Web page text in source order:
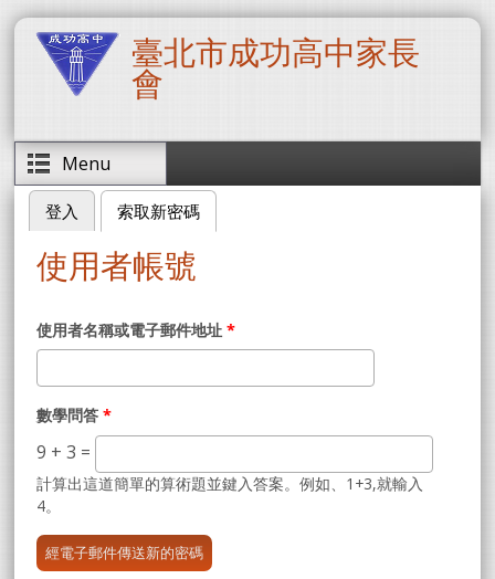
移至主內容 臺北市成功高中家長
會
Menu
主要索引標籤
登入 索取新密碼
使用者帳號
使用者名稱或電子郵件地址*
數學問答*
9 + 3 =
計算出這道簡單的算術題並鍵入答案。例如、1+3,就輸入
4。